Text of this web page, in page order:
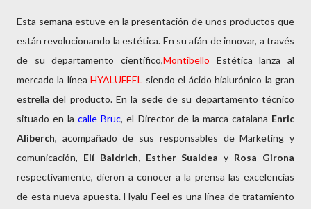
Esta semana estuve en la presentación de unos productos que
están revolucionando la estética. En su afán de innovar, a través
de su departamento científico,Montibello Estética lanza al
mercado la líneaHYALUFEEL siendo el ácido hialurónico la gran
estrella del producto. En la sede de su departamento técnico
situado en lacalle Bruc, el Director de la marca catalana Enric
Aliberch, acompañado de sus responsables de Marketing y
comunicación, Elí Baldrich, Esther Sualdea y Rosa Girona
respectivamente, dieron a conocer a la prensa las excelencias
de esta nueva apuesta. Hyalu Feel es una línea de tratamiento